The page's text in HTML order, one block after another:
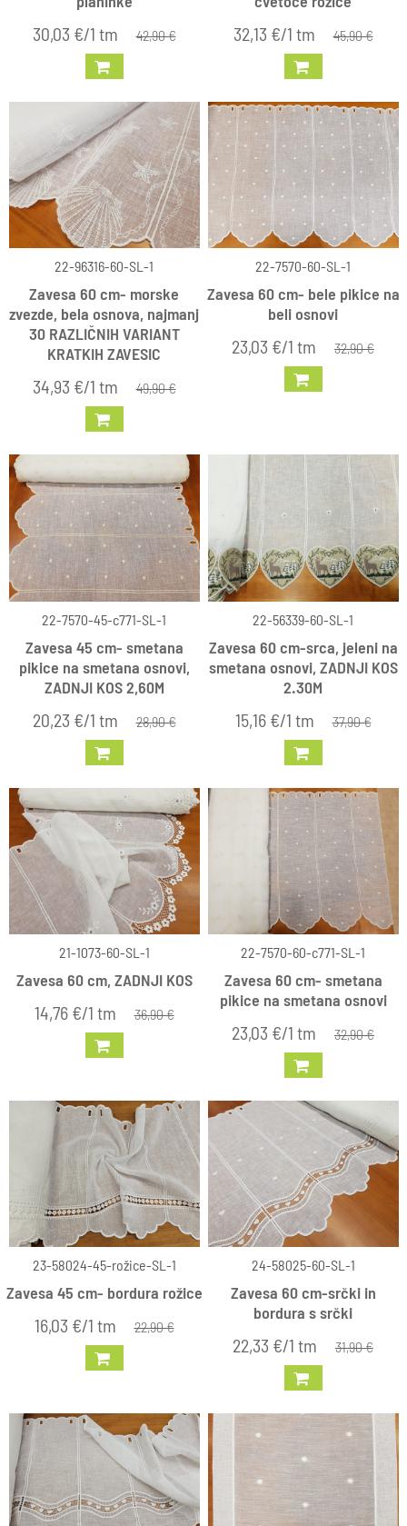
30,03 €/1 tm 42,90 € 32,13 €/1 tm 45,90 €
22-96316-60-SL-1
Zavesa 60 cm- morske
zvezde, bela osnova, najmanj
30 RAZLIČNIH VARIANT
KRATKIH ZAVESIC
34,93 €/1 tm 49,90 €
22-7570-60-SL-1
Zavesa 60 cm- bele pikice na
beli osnovi
23,03 €/1 tm 32,90 €
22-7570-45-c771-SL-1
Zavesa 45 cm- smetana
pikice na smetana osnovi,
ZADNJI KOS 2,60M
20,23 €/1 tm 28,90 €
22-56339-60-SL-1
Zavesa 60 cm-srca, jeleni na
smetana osnovi, ZADNJI KOS
2.30M
15,16 €/1 tm 37,90 €
21-1073-60-SL-1
Zavesa 60 cm, ZADNJI KOS
14,76 €/1 tm 36,90 €
22-7570-60-c771-SL-1
Zavesa 60 cm- smetana
pikice na smetana osnovi
23,03 €/1 tm 32,90 €
23-58024-45-rožice-SL-1
Zavesa 45 cm- bordura rožice
16,03 €/1 tm 22,90 €
24-58025-60-SL-1
Zavesa 60 cm-srčki in
bordura s srčki
22,33 €/1 tm 31,90 €